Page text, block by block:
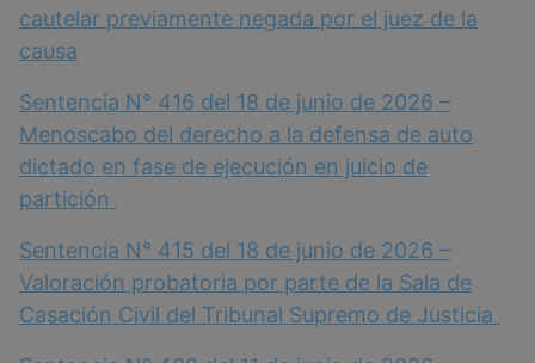
cautelar previamente negada por el juez de la
causa
Sentencia N° 416 del 18 de junio de 2026 –
Menoscabo del derecho a la defensa de auto
dictado en fase de ejecución en juicio de
partición
Sentencia N° 415 del 18 de junio de 2026 –
Valoración probatoria por parte de la Sala de
Casación Civil del Tribunal Supremo de Justicia